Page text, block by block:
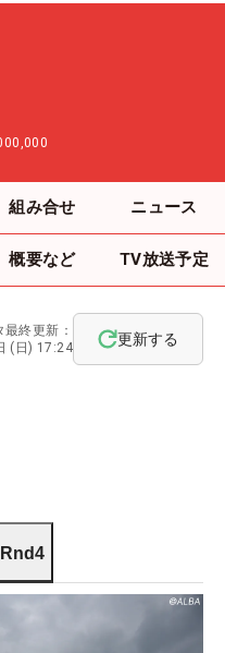
組み合せ ニュース
概要など TV放送予定
最終更新：
(日) 17:24
更新する
Rnd4